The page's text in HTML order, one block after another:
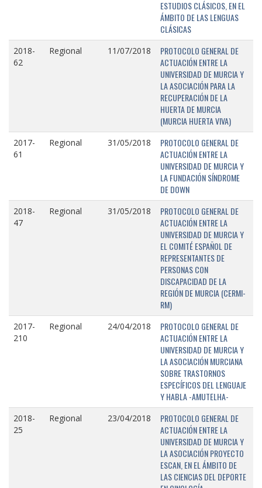
ESTUDIOS CLÁSICOS, EN EL
ÁMBITO DE LAS LENGUAS
CLÁSICAS
2018-
62
Regional 11/07/2018
PROTOCOLO GENERAL DE
ACTUACIÓN ENTRE LA
UNIVERSIDAD DE MURCIA Y
LA ASOCIACIÓN PARA LA
RECUPERACIÓN DE LA
HUERTA DE MURCIA
(MURCIA HUERTA VIVA)
2017-
61
Regional 31/05/2018
PROTOCOLO GENERAL DE
ACTUACIÓN ENTRE LA
UNIVERSIDAD DE MURCIA Y
LA FUNDACIÓN SÍNDROME
DE DOWN
2018-
47
Regional 31/05/2018
PROTOCOLO GENERAL DE
ACTUACIÓN ENTRE LA
UNIVERSIDAD DE MURCIA Y
EL COMITÉ ESPAÑOL DE
REPRESENTANTES DE
PERSONAS CON
DISCAPACIDAD DE LA
REGIÓN DE MURCIA (CERMI-
RM)
2017-
210
Regional 24/04/2018
PROTOCOLO GENERAL DE
ACTUACIÓN ENTRE LA
UNIVERSIDAD DE MURCIA Y
LA ASOCIACIÓN MURCIANA
SOBRE TRASTORNOS
ESPECÍFICOS DEL LENGUAJE
Y HABLA -AMUTELHA-
2018-
25
Regional 23/04/2018
PROTOCOLO GENERAL DE
ACTUACIÓN ENTRE LA
UNIVERSIDAD DE MURCIA Y
LA ASOCIACIÓN PROYECTO
ESCAN, EN EL ÁMBITO DE
LAS CIENCIAS DEL DEPORTE